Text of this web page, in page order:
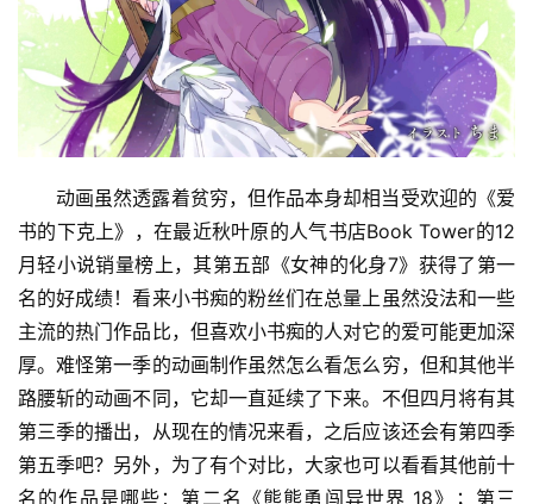
动画虽然透露着贫穷，但作品本身却相当受欢迎的《爱
书的下克上》，在最近秋叶原的人气书店Book Tower的12
月轻小说销量榜上，其第五部《女神的化身7》获得了第一
名的好成绩！看来小书痴的粉丝们在总量上虽然没法和一些
主流的热门作品比，但喜欢小书痴的人对它的爱可能更加深
厚。难怪第一季的动画制作虽然怎么看怎么穷，但和其他半
路腰斩的动画不同，它却一直延续了下来。不但四月将有其
第三季的播出，从现在的情况来看，之后应该还会有第四季
第五季吧？另外，为了有个对比，大家也可以看看其他前十
名的作品是哪些：第二名《熊熊勇闯异世界 18》；第三